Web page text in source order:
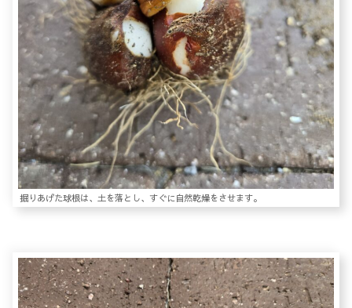
掘りあげた球根は、土を落とし、すぐに自然乾燥をさせます。